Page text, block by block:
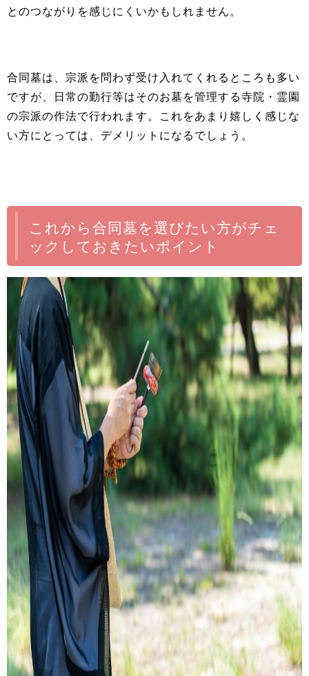
とのつながりを感じにくいかもしれません。
合同墓は、宗派を問わず受け入れてくれるところも多い
ですが、日常の勤行等はそのお墓を管理する寺院・霊園
の宗派の作法で行われます。これをあまり嬉しく感じな
い方にとっては、デメリットになるでしょう。
これから合同墓を選びたい方がチェ
ックしておきたいポイント